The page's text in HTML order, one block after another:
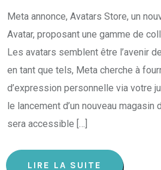
Meta annonce, Avatars Store, un
Avatar, proposant une gamme de
Les avatars semblent être l’avenir
en tant que tels, Meta cherche à
d’expression personnelle via votre
le lancement d’un nouveau magasin
sera accessible […]
LIRE LA SUITE